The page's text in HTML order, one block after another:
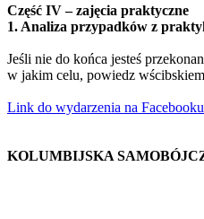
Część IV – zajęcia praktyczne
1. Analiza przypadków z
Jeśli nie do końca jesteś
w jakim celu, powiedz
Link do wydarzenia na
KOLUMBIJSKA